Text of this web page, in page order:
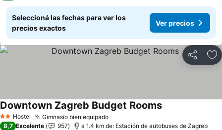
Seleccioná las fechas para ver los
precios exactos
Ver precios
Compartir
2 Estrellas
Hostel Gimnasio bien equipado
Downtown Zagreb Budget Rooms
8,7 Excelente 957 a 1.4 km de: Estación de autobuses de Zagreb